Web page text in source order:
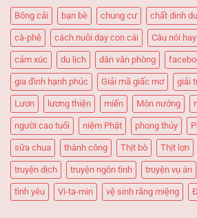
cưỡng!
Món
“Quốc
dân”
Bông cải bạn bè chung cư chất dinh
cà-phê cách nuôi dạy con cái Câu nói hay
cảm xúc du lịch dân văn phòng
gia đình hạnh phúc Giải mã giấc mơ giải
Lươn lương thiện miến Món nướng
người cao tuổi niệm Phật phong thủy
sữa chua thành công Thịt bò Thịt lợn
truyện dịch truyện ngôn tình truyện vụ án
tình yêu Vi-ta-min vệ sinh răng miệng